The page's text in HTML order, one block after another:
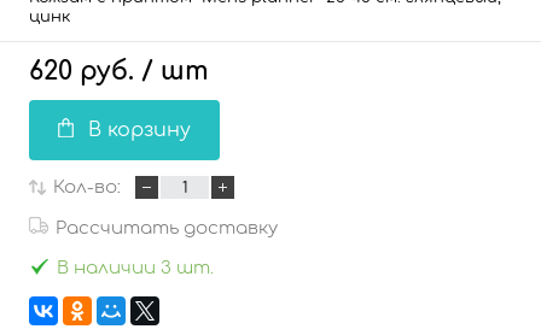
цинк
620 руб. / шт
В корзину
Кол-во:
Рассчитать доставку
В наличии 3 шт.